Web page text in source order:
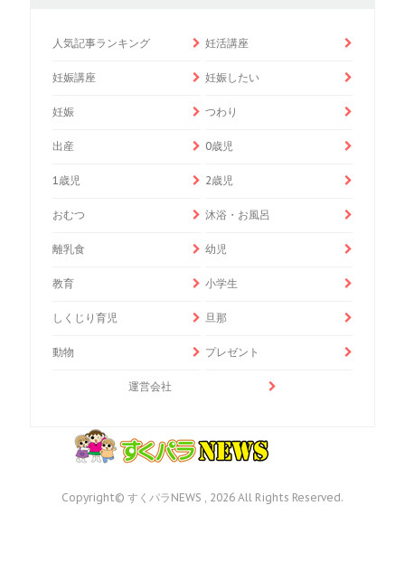
人気記事ランキング 妊活講座
妊娠講座 妊娠したい
妊娠 つわり
出産 0歳児
1歳児 2歳児
おむつ 沐浴・お風呂
離乳食 幼児
教育 小学生
しくじり育児 旦那
動物 プレゼント
運営会社
Copyright© すくパラNEWS , 2026 All Rights Reserved.